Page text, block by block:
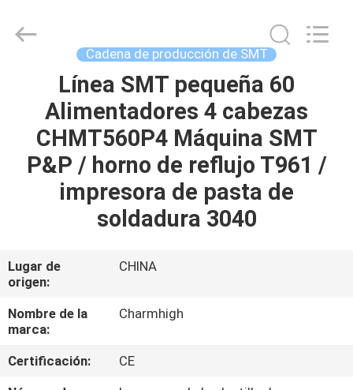
HOGAR
PRODUCTOS
SOBRE
NOSOTROS
VISITA
A
CHARMHIGH
TECHNOLOGY
Cadena de producción de SMT
Línea SMT pequeña 60
Alimentadores 4 cabezas
CHMT560P4 Máquina SMT
P&P / horno de reflujo T961 /
impresora de pasta de
soldadura 3040
Lugar de
origen:
CHINA
Nombre de la
marca:
Charmhigh
Certificación:
CE